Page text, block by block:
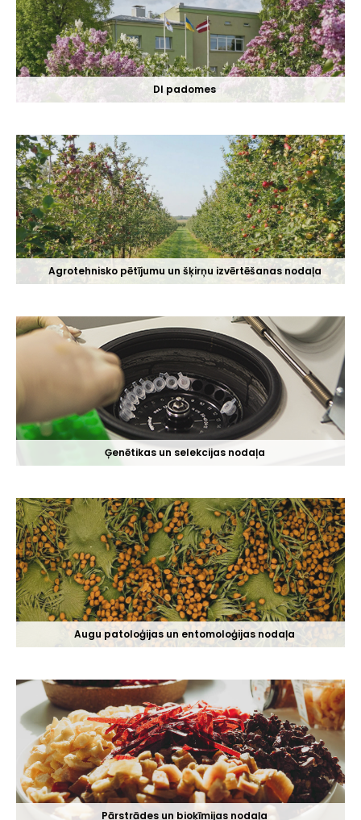
DI padomes
Agrotehnisko pētījumu un šķirņu izvērtēšanas nodaļa
Ģenētikas un selekcijas nodaļa
Augu patoloģijas un entomoloģijas nodaļa
Pārstrādes un bioķīmijas nodaļa